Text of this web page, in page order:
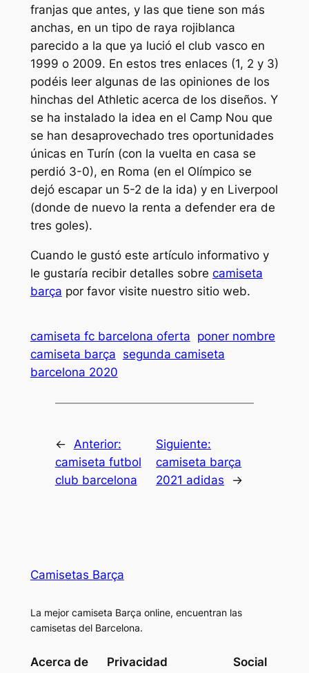
franjas que antes, y las que tiene son más
anchas, en un tipo de raya rojiblanca
parecido a la que ya lució el club vasco en
1999 o 2009. En estos tres enlaces (1, 2 y 3)
podéis leer algunas de las opiniones de los
hinchas del Athletic acerca de los diseños. Y
se ha instalado la idea en el Camp Nou que
se han desaprovechado tres oportunidades
únicas en Turín (con la vuelta en casa se
perdió 3-0), en Roma (en el Olímpico se
dejó escapar un 5-2 de la ida) y en Liverpool
(donde de nuevo la renta a defender era de
tres goles).
Cuando le gustó este artículo informativo y
le gustaría recibir detalles sobre camiseta
barça por favor visite nuestro sitio web.
camiseta fc barcelona oferta poner nombre
camiseta barça segunda camiseta
barcelona 2020
←
Anterior:
camiseta futbol
club barcelona
Siguiente:
camiseta barça
2021 adidas
→
Camisetas Barça
La mejor camiseta Barça online, encuentran las
camisetas del Barcelona.
Acerca de Privacidad Social